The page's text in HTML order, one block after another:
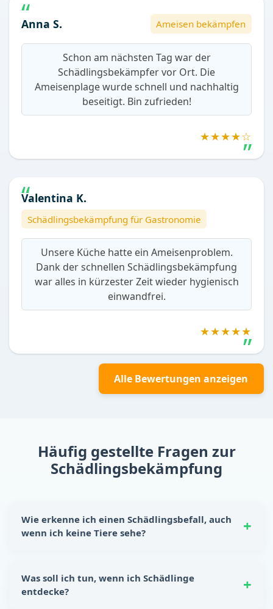
Anna S. Ameisen bekämpfen
Schon am nächsten Tag war der
Schädlingsbekämpfer vor Ort. Die
Ameisenplage wurde schnell und nachhaltig
beseitigt. Bin zufrieden!
★★★★☆
Valentina K.
Schädlingsbekämpfung für Gastronomie
Unsere Küche hatte ein Ameisenproblem.
Dank der schnellen Schädlingsbekämpfung
war alles in kürzester Zeit wieder hygienisch
einwandfrei.
★★★★★
Alle Bewertungen anzeigen
Häufig gestellte Fragen zur
Schädlingsbekämpfung
Wie erkenne ich einen Schädlingsbefall, auch
wenn ich keine Tiere sehe?
Wänden oder Schränken sowie unangenehme Gerüche.
Auch beschädigte Lebensmittelverpackungen sind ein
Was soll ich tun, wenn ich Schädlinge
entdecke?